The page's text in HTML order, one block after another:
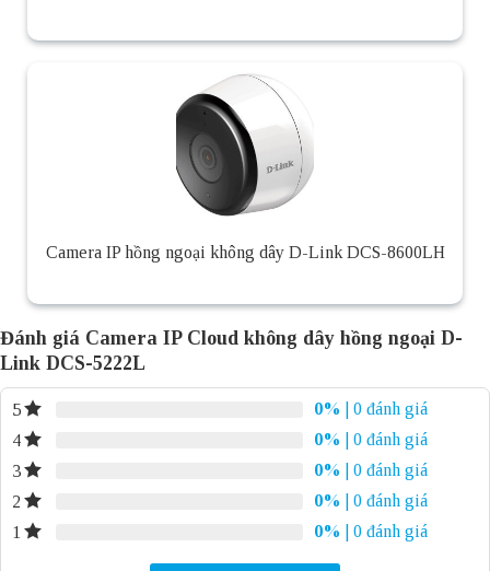
Camera IP hồng ngoại không dây D-Link DCS-8600LH
Đánh giá Camera IP Cloud không dây hồng ngoại D-
Link DCS-5222L
5 0%
| 0 đánh giá
4
0%
| 0 đánh giá
3
0%
| 0 đánh giá
2
0%
| 0 đánh giá
1
0% | 0 đánh giá